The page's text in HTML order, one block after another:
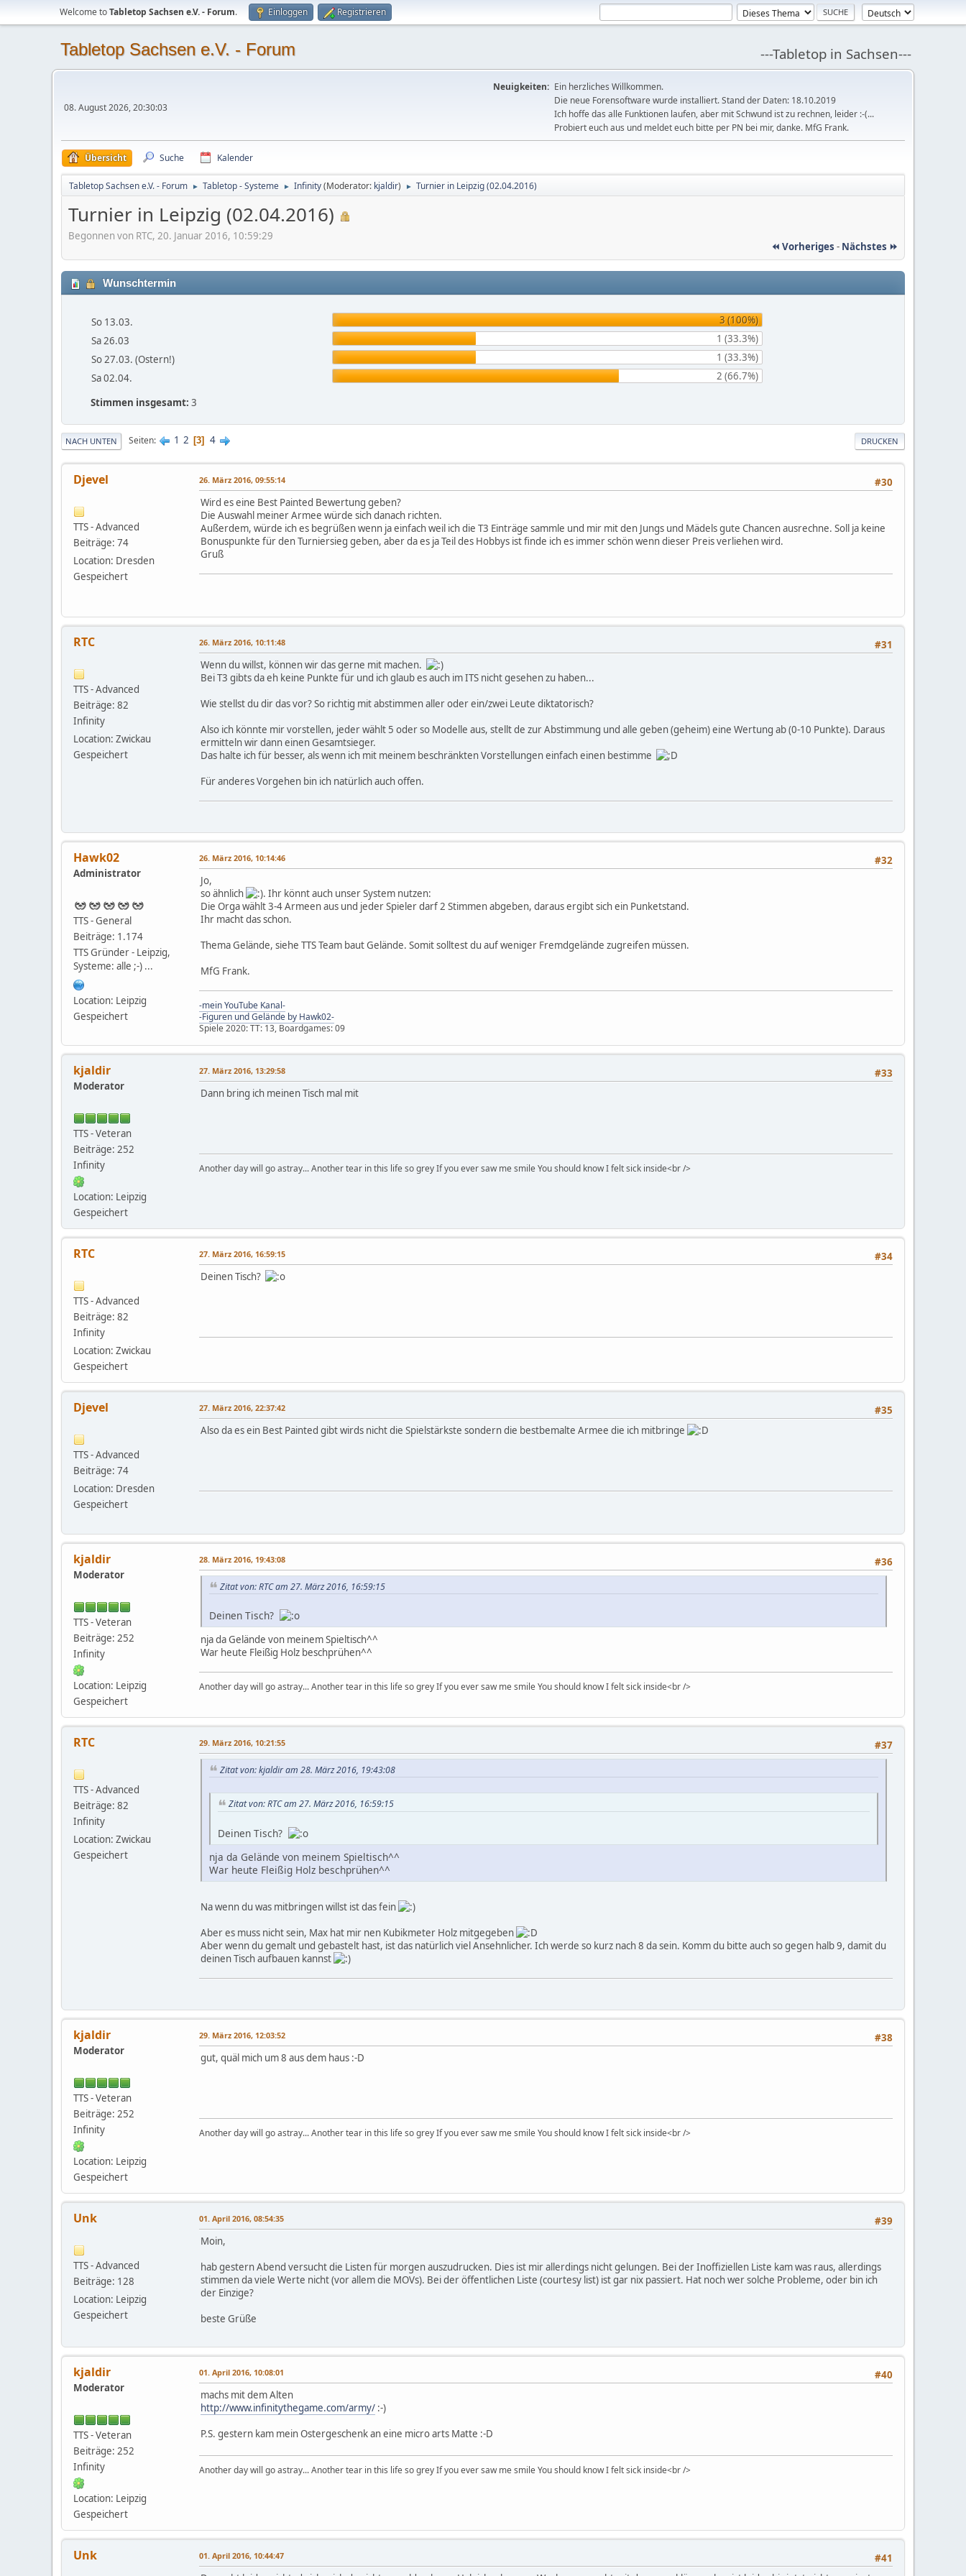
Welcome toTabletop Sachsen e.V. - Forum. Einloggen Registrieren
Tabletop Sachsen e.V. - Forum ---Tabletop in Sachsen---
08. August 2026, 20:30:03
Neuigkeiten: Ein herzliches Willkommen.
Die neue Forensoftware wurde installiert. Stand der Daten: 18.10.2019
Ich hoffe das alle Funktionen laufen, aber mit Schwund ist zu rechnen, leider :-(...
Probiert euch aus und meldet euch bitte per PN bei mir, danke. MfG Frank.
Übersicht Suche Kalender
Tabletop Sachsen e.V. - Forum ► Tabletop - Systeme ► Infinity(Moderator: kjaldir) ► Turnier in Leipzig (02.04.2016)
Turnier in Leipzig (02.04.2016)
Begonnen von RTC, 20. Januar 2016, 10:59:29
⏪ Vorheriges - Nächstes ⏩
Wunschtermin
So 13.03.
3 (100%)
Sa 26.03
1 (33.3%)
So 27.03. (Ostern!)
1 (33.3%)
Sa 02.04.
2 (66.7%)
Stimmen insgesamt: 3
DRUCKEN
NACH UNTEN Seiten 1 2 3 4
Djevel
TTS - Advanced
Beiträge: 74
Location: Dresden
Gespeichert
#30
26. März 2016, 09:55:14
Wird es eine Best Painted Bewertung geben?
Die Auswahl meiner Armee würde sich danach richten.
Außerdem, würde ich es begrüßen wenn ja einfach weil ich die T3 Einträge sammle und mir mit den Jungs und Mädels gute Chancen ausrechne. Soll ja keine
Bonuspunkte für den Turniersieg geben, aber da es ja Teil des Hobbys ist finde ich es immer schön wenn dieser Preis verliehen wird.
Gruß
RTC
TTS - Advanced
Beiträge: 82
Infinity
Location: Zwickau
Gespeichert
#31
26. März 2016, 10:11:48
Wenn du willst, können wir das gerne mit machen.
Bei T3 gibts da eh keine Punkte für und ich glaub es auch im ITS nicht gesehen zu haben...
Wie stellst du dir das vor? So richtig mit abstimmen aller oder ein/zwei Leute diktatorisch?
Also ich könnte mir vorstellen, jeder wählt 5 oder so Modelle aus, stellt de zur Abstimmung und alle geben (geheim) eine Wertung ab (0-10 Punkte). Daraus
ermitteln wir dann einen Gesamtsieger.
Das halte ich für besser, als wenn ich mit meinem beschränkten Vorstellungen einfach einen bestimme
Für anderes Vorgehen bin ich natürlich auch offen.
Hawk02
Administrator
TTS - General
Beiträge: 1.174
TTS Gründer - Leipzig,
Systeme: alle ;-) ...
Location: Leipzig
Gespeichert
#32
26. März 2016, 10:14:46
Jo,
so ähnlich
. Ihr könnt auch unser System nutzen:
Die Orga wählt 3-4 Armeen aus und jeder Spieler darf 2 Stimmen abgeben, daraus ergibt sich ein Punketstand.
Ihr macht das schon.
Thema Gelände, siehe TTS Team baut Gelände. Somit solltest du auf weniger Fremdgelände zugreifen müssen.
MfG Frank.
-mein YouTube Kanal-
-Figuren und Gelände by Hawk02-
Spiele 2020: TT: 13, Boardgames: 09
kjaldir
Moderator
TTS - Veteran
Beiträge: 252
Infinity
Location: Leipzig
Gespeichert
#33
27. März 2016, 13:29:58
Dann bring ich meinen Tisch mal mit
Another day will go astray... Another tear in this life so grey If you ever saw me smile You should know I felt sick inside<br />
RTC
TTS - Advanced
Beiträge: 82
Infinity
Location: Zwickau
Gespeichert
#34
27. März 2016, 16:59:15
Deinen Tisch?
Djevel
TTS - Advanced
Beiträge: 74
Location: Dresden
Gespeichert
#35
27. März 2016, 22:37:42
Also da es ein Best Painted gibt wirds nicht die Spielstärkste sondern die bestbemalte Armee die ich mitbringe
kjaldir
Moderator
TTS - Veteran
Beiträge: 252
Infinity
Location: Leipzig
Gespeichert
#36
28. März 2016, 19:43:08
Zitat von: RTC am 27. März 2016, 16:59:15
Deinen Tisch?
nja da Gelände von meinem Spieltisch^^
War heute Fleißig Holz beschprühen^^
Another day will go astray... Another tear in this life so grey If you ever saw me smile You should know I felt sick inside<br />
RTC
TTS - Advanced
Beiträge: 82
Infinity
Location: Zwickau
Gespeichert
#37
29. März 2016, 10:21:55
Zitat von: kjaldir am 28. März 2016, 19:43:08
Zitat von: RTC am 27. März 2016, 16:59:15
Deinen Tisch?
nja da Gelände von meinem Spieltisch^^
War heute Fleißig Holz beschprühen^^
Na wenn du was mitbringen willst ist das fein
Aber es muss nicht sein, Max hat mir nen Kubikmeter Holz mitgegeben
Aber wenn du gemalt und gebastelt hast, ist das natürlich viel Ansehnlicher. Ich werde so kurz nach 8 da sein. Komm du bitte auch so gegen halb 9, damit du
deinen Tisch aufbauen kannst
kjaldir
Moderator
TTS - Veteran
Beiträge: 252
Infinity
Location: Leipzig
Gespeichert
#38
29. März 2016, 12:03:52
gut, quäl mich um 8 aus dem haus :-D
Another day will go astray... Another tear in this life so grey If you ever saw me smile You should know I felt sick inside<br />
Unk
TTS - Advanced
Beiträge: 128
Location: Leipzig
Gespeichert
#39
01. April 2016, 08:54:35
Moin,
hab gestern Abend versucht die Listen für morgen auszudrucken. Dies ist mir allerdings nicht gelungen. Bei der Inoffiziellen Liste kam was raus, allerdings
stimmen da viele Werte nicht (vor allem die MOVs). Bei der öffentlichen Liste (courtesy list) ist gar nix passiert. Hat noch wer solche Probleme, oder bin ich
der Einzige?
beste Grüße
kjaldir
Moderator
TTS - Veteran
Beiträge: 252
Infinity
Location: Leipzig
Gespeichert
#40
01. April 2016, 10:08:01
machs mit dem Alten
http://www.infinitythegame.com/army/ :-)
P.S. gestern kam mein Ostergeschenk an eine micro arts Matte :-D
Another day will go astray... Another tear in this life so grey If you ever saw me smile You should know I felt sick inside<br />
Unk #41
01. April 2016, 10:44:47